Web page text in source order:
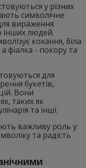
у різних
символічне
вираження
інших людей.
кохання, біла
фіалка - покору та
для
букетів,
Вони
таких як
та інші.
важливу роль у
та радість